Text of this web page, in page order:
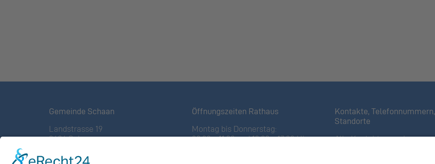
Gemeinde Schaan
Landstrasse 19
9494 Schaan
Öffnungszeiten Rathaus
Montag bis Donnerstag:
08:00 – 11:30 und 13:30 – 17:00 Uhr
Kontakte, Telefonnummern,
Standorte
Alle Kontakte anzeigen